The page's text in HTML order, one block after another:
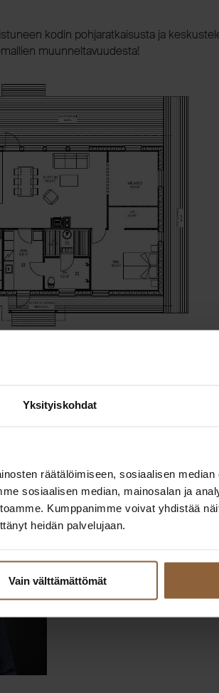
Yksityiskohdat
räätälöimiseen, sosiaalisen
sosiaalisen median, mainosalan ja
Kumppanimme voivat yhdistää
heidän palvelujaan.
Vain välttämättömät
kodin pohjaratkaisusta ja
muunneltavuudesta!
Julkisivun mallinnuskuva on
Itä-Uusimaa